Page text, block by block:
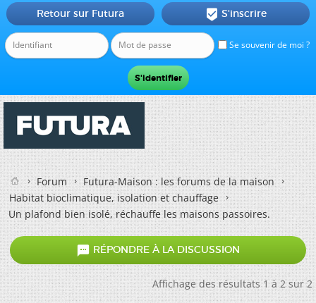
Se souvenir de moi ?
Retour sur Futura  S'inscrire
Forum
Futura-Maison : les forums de la maison
Habitat bioclimatique, isolation et chauffage
Un plafond bien isolé, réchauffe les maisons passoires.
 RÉPONDRE À LA DISCUSSION
Affichage des résultats 1 à 2 sur 2